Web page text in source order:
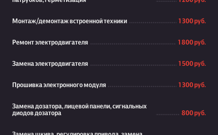
Монтаж/демонтаж встроенной техники 1 300 руб.
Ремонт электродвигателя 1 800 руб.
Замена электродвигателя 1 500 руб.
Прошивка электронного модуля 1 300 руб.
Замена дозатора, лицевой панели, сигнальных
диодов дозатора
800 руб.